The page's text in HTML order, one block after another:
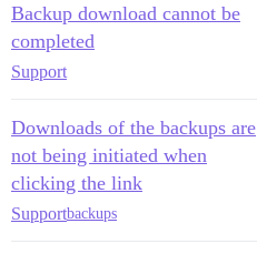
Backup download cannot be
completed
Support
Downloads of the backups are
not being initiated when
clicking the link
Supportbackups